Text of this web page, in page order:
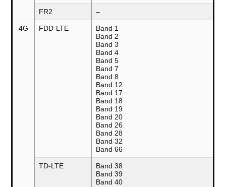
FR2 –
4G FDD-LTE
Band 1
Band 2
Band 3
Band 4
Band 5
Band 7
Band 8
Band 12
Band 17
Band 18
Band 19
Band 20
Band 26
Band 28
Band 32
Band 66
TD-LTE
Band 38
Band 39
Band 40